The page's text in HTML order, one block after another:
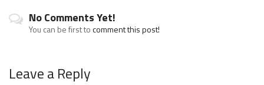
No Comments Yet!
You can be first tocomment this post!
Leave a Reply